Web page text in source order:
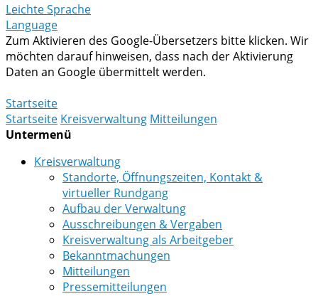
Leichte Sprache
Language
Zum Aktivieren des Google-Übersetzers bitte klicken. Wir
möchten darauf hinweisen, dass nach der Aktivierung
Daten an Google übermittelt werden.
Startseite
Startseite Kreisverwaltung Mitteilungen
Untermenü
Kreisverwaltung
Standorte, Öffnungszeiten, Kontakt &
virtueller Rundgang
Aufbau der Verwaltung
Ausschreibungen & Vergaben
Kreisverwaltung als Arbeitgeber
Bekanntmachungen
Mitteilungen
Pressemitteilungen